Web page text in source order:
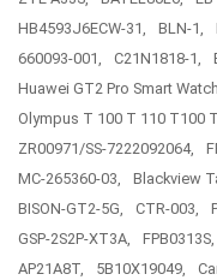
HB4593J6ECW-31,
BLN-1,
660093-001,
C21N1818-1,
Huawei GT2 Pro Smart
Olympus T 100 T 110 T100
ZR00971/SS-7222092064,
MC-265360-03,
Blackview
BISON-GT2-5G,
CTR-003,
GSP-2S2P-XT3A,
FPB0313S,
AP21A8T,
5B10X19049,